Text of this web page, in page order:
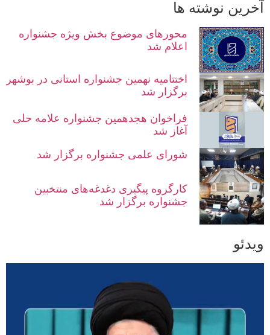
آخرین نوشته ها
محورهای موضوع بخش ویژه جشنواره
اعلام شد
اختتامیه نهمین جشنواره استانی در بوشهر
برگزار شد
فراخوان هجدهمین جشنواره علامه حلی
آغاز شد
شورای علمی جشنواره برگزار شد
کارگروه پیگیری دغدغه‌های منتخبین
جشنواره برگزار شد
ویدئو